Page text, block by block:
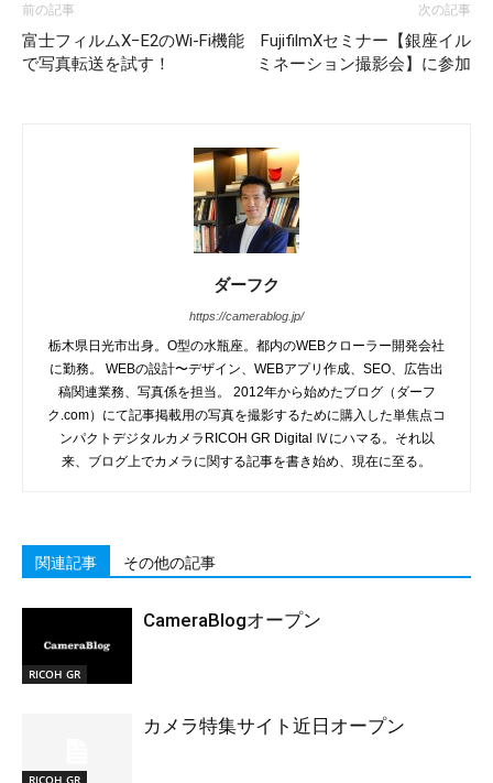
前の記事
富士フィルムX−E2のWi-Fi機能
で写真転送を試す！
次の記事
FujifilmXセミナー【銀座イル
ミネーション撮影会】に参加
ダーフク
https://camerablog.jp/
栃木県日光市出身。O型の水瓶座。都内のWEBクローラー開発会社
に勤務。 WEBの設計〜デザイン、WEBアプリ作成、SEO、広告出
稿関連業務、写真係を担当。 2012年から始めたブログ（ダーフ
ク.com）にて記事掲載用の写真を撮影するために購入した単焦点コ
ンパクトデジタルカメラRICOH GR Digital Ⅳにハマる。それ以
来、ブログ上でカメラに関する記事を書き始め、現在に至る。
関連記事 その他の記事
RICOH GR
CameraBlogオープン
RICOH GR
カメラ特集サイト近日オープン